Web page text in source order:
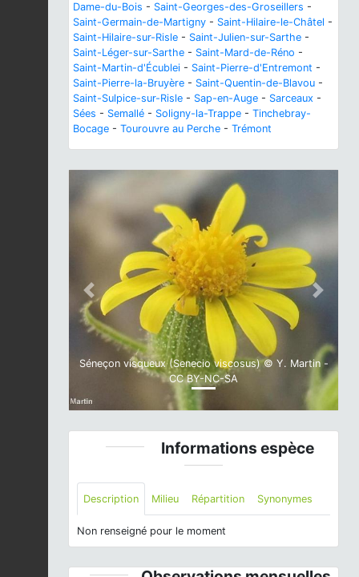
Dame-du-Bois - Saint-Georges-des-Groseillers -
Saint-Germain-de-Martigny - Saint-Hilaire-le-Châtel -
Saint-Hilaire-sur-Risle - Saint-Julien-sur-Sarthe -
Saint-Léger-sur-Sarthe - Saint-Mard-de-Réno -
Saint-Martin-d'Écublei - Saint-Pierre-d'Entremont -
Saint-Pierre-la-Bruyère - Saint-Quentin-de-Blavou -
Saint-Sulpice-sur-Risle - Sap-en-Auge - Sarceaux -
Sées - Semallé - Soligny-la-Trappe - Tinchebray-
Bocage - Tourouvre au Perche - Trémont
Séneçon visqueux (Senecio viscosus) © Y. Martin -
CC BY-NC-SA
Previous Next
Informations espèce
Description Milieu Répartition Synonymes
Non renseigné pour le moment